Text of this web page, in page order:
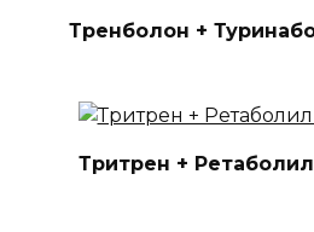
Тренболон +
Тритрен +